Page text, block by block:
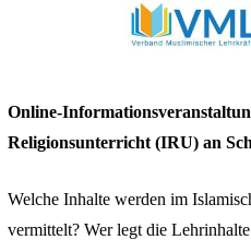
Online-
Religionsunterricht (IRU) an
Welche Inhalte werden im
vermittelt? Wer legt die